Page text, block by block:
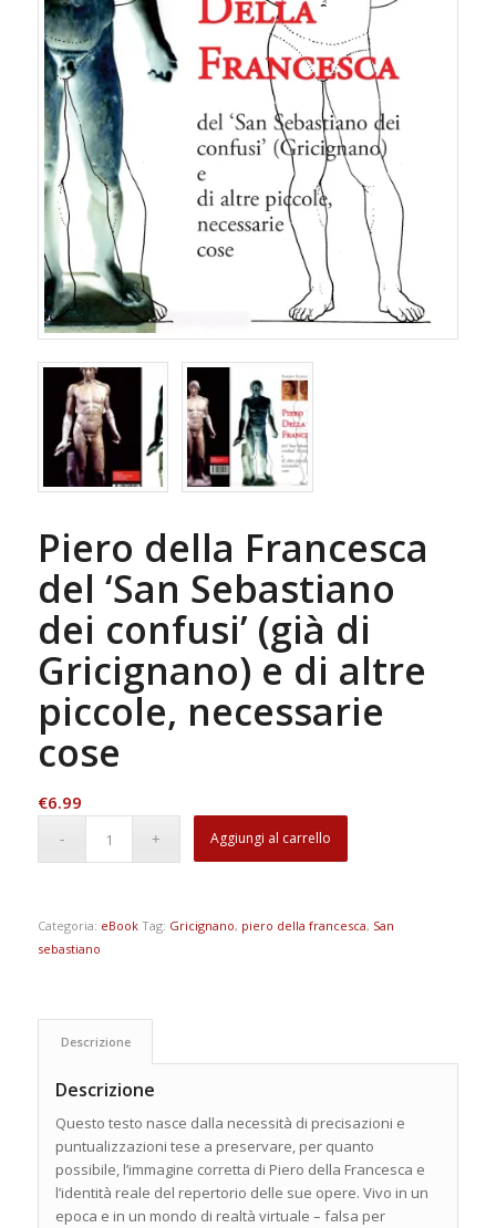
Piero della Francesca
del ‘San Sebastiano
dei confusi’ (già di
Gricignano) e di altre
piccole, necessarie
cose
€6.99
Aggiungi al carrello
Categoria: eBook Tag: Gricignano, piero della francesca, San
sebastiano
Descrizione
Descrizione
Questo testo nasce dalla necessità di precisazioni e
puntualizzazioni tese a preservare, per quanto
possibile, l’immagine corretta di Piero della Francesca e
l’identità reale del repertorio delle sue opere. Vivo in un
epoca e in un mondo di realtà virtuale – falsa per